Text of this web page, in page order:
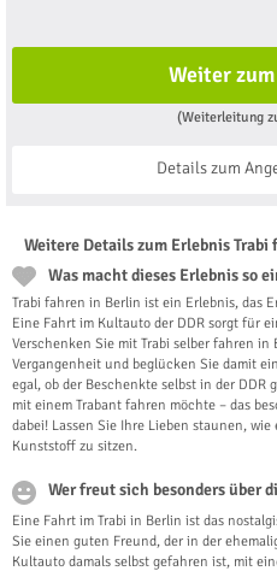
Weiter
(Weiterleitung
Details zum
Weitere Details zum Erlebnis
Was macht dieses Erlebnis so
Trabi fahren in Berlin ist ein Erlebnis, das
Eine Fahrt im Kultauto der DDR sorgt für
Verschenken Sie mit Trabi selber fahren
Vergangenheit und beglücken Sie damit
egal, ob der Beschenkte selbst in der
mit einem Trabant fahren möchte – das
dabei! Lassen Sie Ihre Lieben staunen,
Kunststoff zu sitzen.
Wer freut sich besonders über
Eine Fahrt im Trabi in Berlin ist das
Sie einen guten Freund, der in der
Kultauto damals selbst gefahren ist, mit